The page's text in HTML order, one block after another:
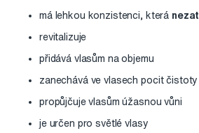
má lehkou konzistenci, která
revitalizuje
přidává vlasům na objemu
zanechává ve vlasech pocit čistoty
propůjčuje vlasům úžasnou vůni
je určen pro světlé vlasy